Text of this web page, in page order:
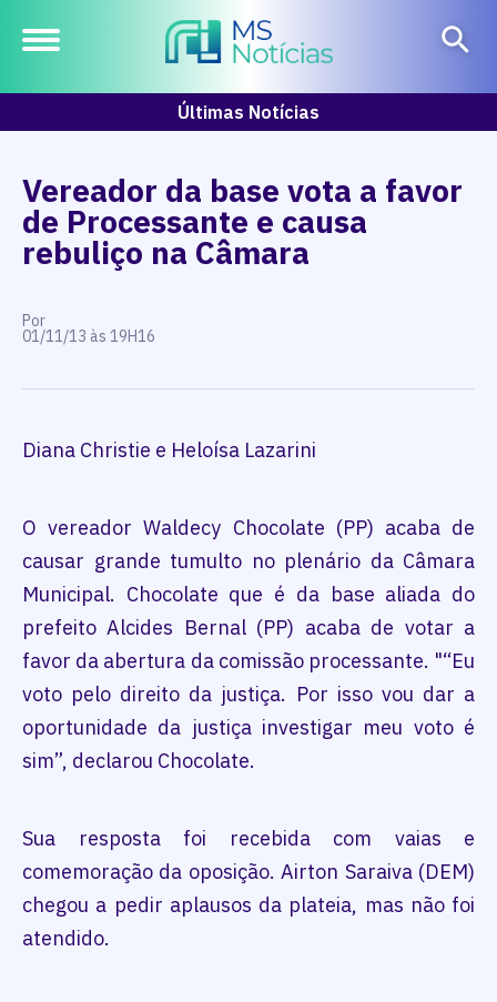
Últimas Notícias
Vereador da base vota a favor
de Processante e causa
rebuliço na Câmara
Por
01/11/13 às 19H16
Diana Christie e Heloísa Lazarini
O vereador Waldecy Chocolate (PP) acaba de
causar grande tumulto no plenário da Câmara
Municipal. Chocolate que é da base aliada do
prefeito Alcides Bernal (PP) acaba de votar a
favor da abertura da comissão processante. "“Eu
voto pelo direito da justiça. Por isso vou dar a
oportunidade da justiça investigar meu voto é
sim”, declarou Chocolate.
Sua resposta foi recebida com vaias e
comemoração da oposição. Airton Saraiva (DEM)
chegou a pedir aplausos da plateia, mas não foi
atendido.